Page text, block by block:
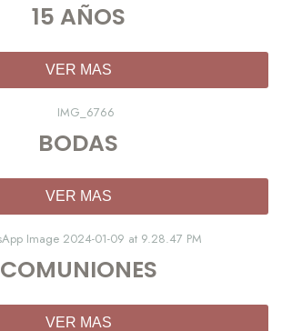
15 AÑOS
VER MAS
BODAS
VER MAS
COMUNIONES
VER MAS